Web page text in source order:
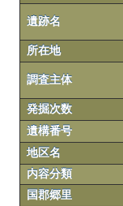
遺跡名
所在地
調査主体
発掘次数
遺構番号
地区名
内容分類
国郡郷里